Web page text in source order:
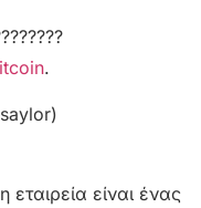
.
είναι ένας